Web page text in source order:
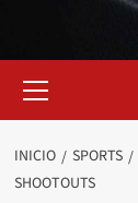
INICIO SPORTS
SHOOTOUTS